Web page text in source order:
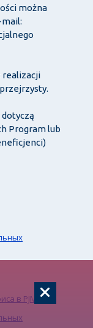
można
mail:
realizacji
Program lub
в PJM